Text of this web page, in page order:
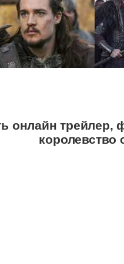
онлайн трейлер,
королевство